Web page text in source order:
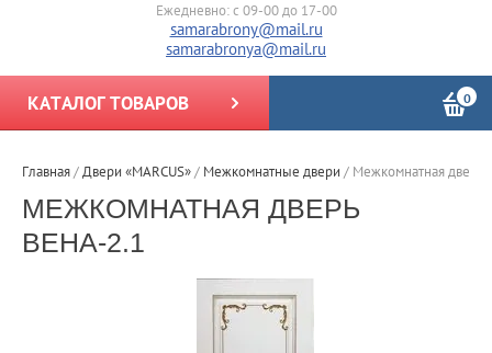
Ежедневно: с 09-00 до 17-00
samarabrony@mail.ru
samarabronya@mail.ru
КАТАЛОГ ТОВАРОВ 0
Главная/Двери «MARCUS»/ Межкомнатные двери / Межкомнатная дверь
МЕЖКОМНАТНАЯ ДВЕРЬ
ВЕНА-2.1